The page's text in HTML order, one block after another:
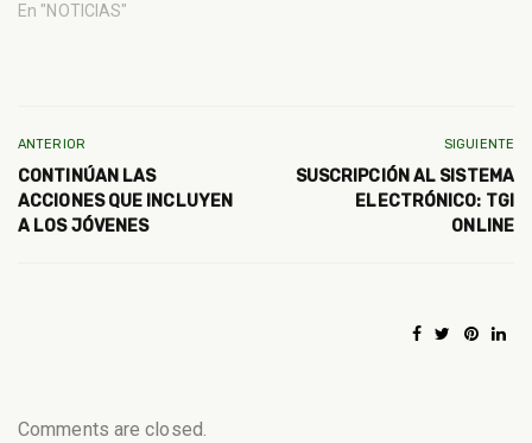
En "NOTICIAS"
ANTERIOR
CONTINÚAN LAS
ACCIONES QUE INCLUYEN
A LOS JÓVENES
SIGUIENTE
SUSCRIPCIÓN AL SISTEMA
ELECTRÓNICO: TGI
ONLINE
Comments are closed.